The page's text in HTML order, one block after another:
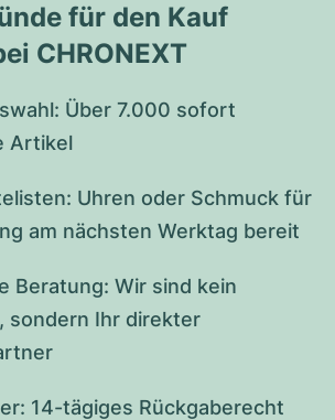
für den Kauf
CHRONEXT
Über 7.000 sofort
Artikel
Uhren oder Schmuck für
am nächsten Werktag bereit
Beratung: Wir sind kein
sondern Ihr direkter
14-tägiges Rückgaberecht